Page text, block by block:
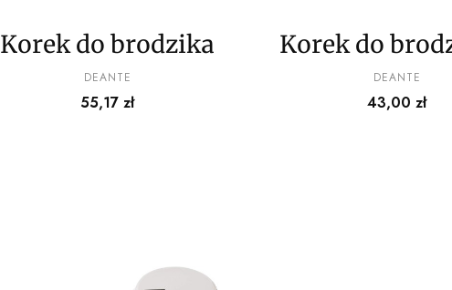
Korek do brodzika
PRODUCENT
DEANTE
Cena
55,17 zł
Korek do
duży
PRODUCENT
DEANTE
Cena
43,00 zł